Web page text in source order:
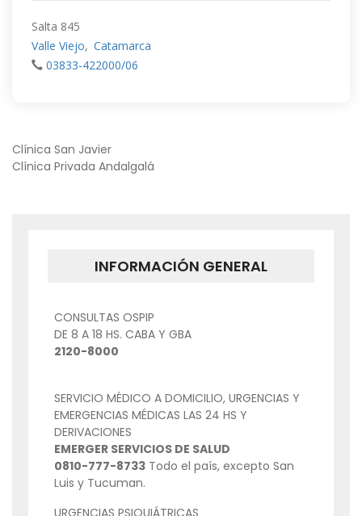
Salta 845
Valle Viejo, Catamarca
03833-422000/06
NAVEGACIÓN
Clínica San Javier
Clínica Privada Andalgalá
INFORMACIÓN GENERAL
CONSULTAS OSPIP
DE 8 A 18 HS. CABA Y GBA
2120-8000
SERVICIO MÉDICO A DOMICILIO, URGENCIAS Y
EMERGENCIAS MÉDICAS LAS 24 HS Y
DERIVACIONES
EMERGER SERVICIOS DE SALUD
0810-777-8733 Todo el país, excepto San
Luis y Tucuman.
URGENCIAS PSIQUIÁTRICAS